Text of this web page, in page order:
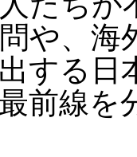
や、海
する日
前線を